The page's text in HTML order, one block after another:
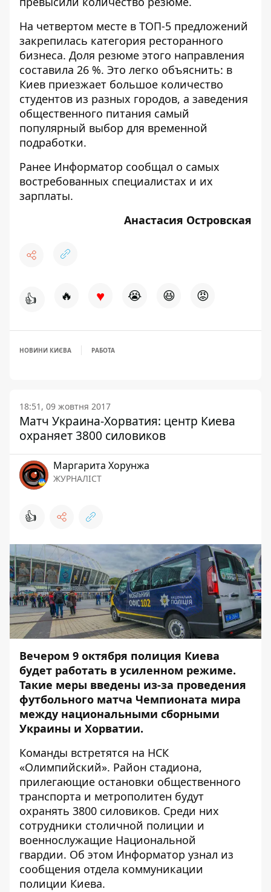
На четвертом месте в ТОП-5 предложений
закрепилась категория ресторанного
бизнеса. Доля резюме этого направления
составила 26 %. Это легко объяснить: в
Киев приезжает большое количество
студентов из разных городов, а заведения
общественного питания самый
популярный выбор для временной
подработки.
Ранее Информатор сообщал о самых
востребованных специалистах и их
зарплаты.
Анастасия Островская
👍 🔥 ♥ 😭 😆 😡
НОВИНИ КИЄВА РАБОТА
18:51, 09 жовтня 2017
Матч Украина-Хорватия: центр Киева
охраняет 3800 силовиков
Маргарита Хорунжа
ЖУРНАЛІСТ
👍
Вечером 9 октября полиция Киева
будет работать в усиленном режиме.
Такие меры введены из-за проведения
футбольного матча Чемпионата мира
между национальными сборными
Украины и Хорватии.
Команды встретятся на НСК
«Олимпийский». Район стадиона,
прилегающие остановки общественного
транспорта и метрополитен будут
охранять 3800 силовиков. Среди них
сотрудники столичной полиции и
военнослужащие Национальной
гвардии. Об этом Информатор узнал из
сообщения отдела коммуникации
полиции Киева.